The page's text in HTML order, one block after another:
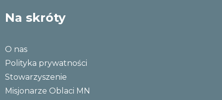
Na skróty
O nas
Polityka prywatności
Stowarzyszenie
Misjonarze Oblaci MN